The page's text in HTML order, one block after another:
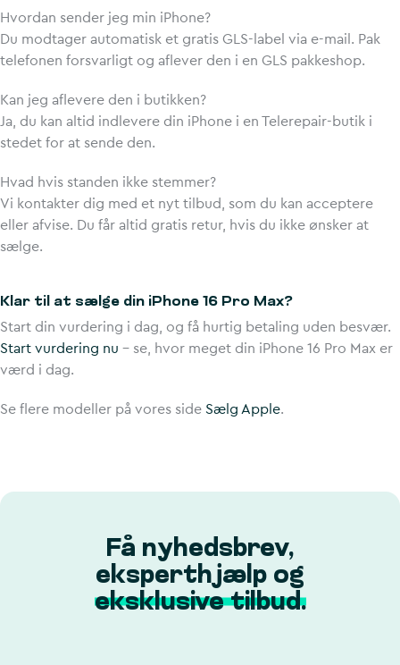
Hvordan sender jeg min iPhone?
Du modtager automatisk et gratis GLS-label via e-mail. Pak
telefonen forsvarligt og aflever den i en GLS pakkeshop.
Kan jeg aflevere den i butikken?
Ja, du kan altid indlevere din iPhone i en Telerepair-butik i
stedet for at sende den.
Hvad hvis standen ikke stemmer?
Vi kontakter dig med et nyt tilbud, som du kan acceptere
eller afvise. Du får altid gratis retur, hvis du ikke ønsker at
sælge.
Klar til at sælge din iPhone 16 Pro Max?
Start din vurdering i dag, og få hurtig betaling uden besvær.
Start vurdering nu – se, hvor meget din iPhone 16 Pro Max er
værd i dag.
Se flere modeller på vores side Sælg Apple.
Få nyhedsbrev,
eksperthjælp og
eksklusive tilbud.